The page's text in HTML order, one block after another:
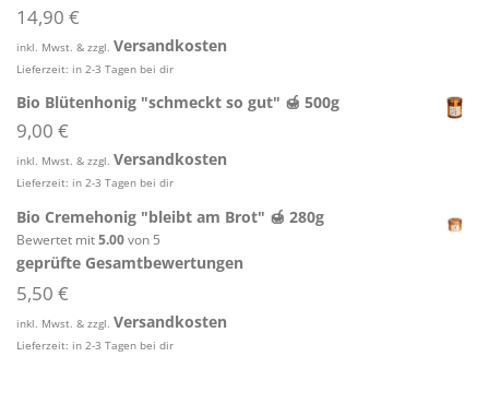
14,90 €
inkl. Mwst. & zzgl. Versandkosten
Lieferzeit: in 2-3 Tagen bei dir
Bio Blütenhonig "schmeckt so gut" 🍯 500g
9,00 €
inkl. Mwst. & zzgl. Versandkosten
Lieferzeit: in 2-3 Tagen bei dir
Bio Cremehonig "bleibt am Brot" 🍯 280g
Bewertet mit5.00von 5
geprüfte Gesamtbewertungen
5,50 €
inkl. Mwst. & zzgl. Versandkosten
Lieferzeit: in 2-3 Tagen bei dir